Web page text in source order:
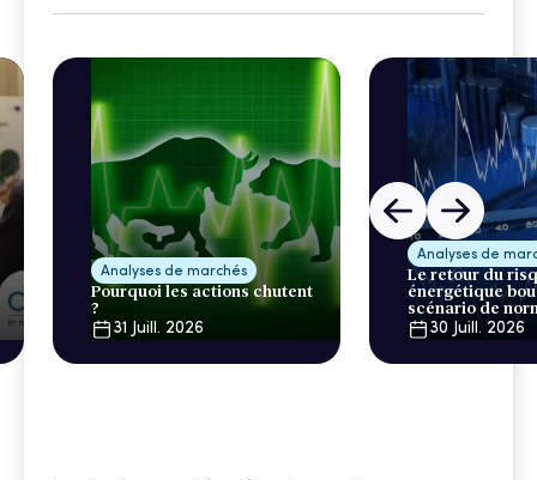
Analyses de marchés
Pourquoi les actions chutent
?
31 Juill. 2026
Analyses de
Le retour du
énergétique
scénario de
30 Juill. 2026